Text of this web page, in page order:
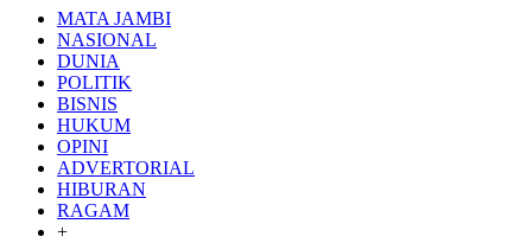
MATA JAMBI
NASIONAL
DUNIA
POLITIK
BISNIS
HUKUM
OPINI
ADVERTORIAL
HIBURAN
RAGAM
+